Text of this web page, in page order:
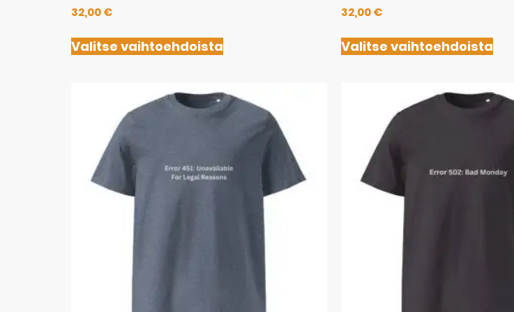
32,00€
Valitse vaihtoehdoista
32,00€
Valitse vaihtoehdoista